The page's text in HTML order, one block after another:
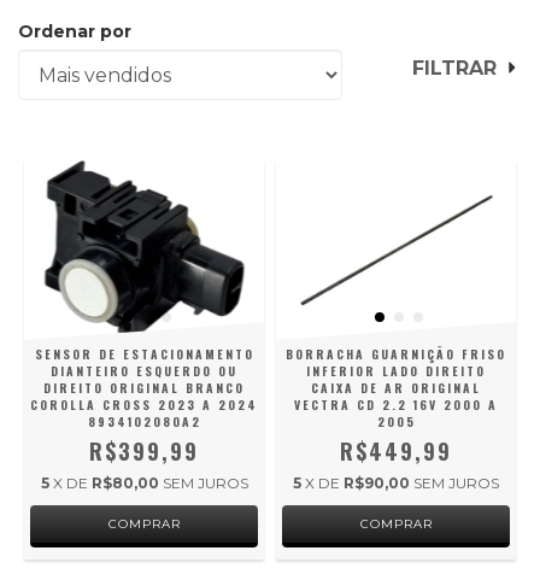
Ordenar por
FILTRAR
SENSOR DE ESTACIONAMENTO
DIANTEIRO ESQUERDO OU
DIREITO ORIGINAL BRANCO
COROLLA CROSS 2023 A 2024
8934102080A2
R$399,99
5 X DE R$80,00 SEM JUROS
BORRACHA GUARNIÇÃO FRISO
INFERIOR LADO DIREITO
CAIXA DE AR ORIGINAL
VECTRA CD 2.2 16V 2000 A
2005
R$449,99
5 X DE R$90,00 SEM JUROS